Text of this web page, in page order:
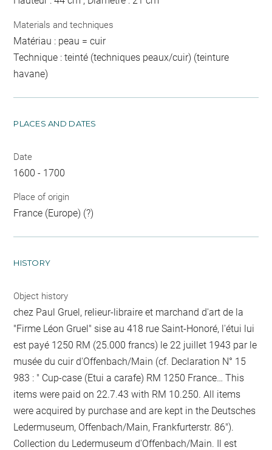
Materials and techniques
Matériau : peau = cuir
Technique : teinté (techniques peaux/cuir) (teinture
havane)
PLACES AND DATES
Date
1600 - 1700
Place of origin
France (Europe) (?)
HISTORY
Object history
chez Paul Gruel, relieur-libraire et marchand d'art de la
"Firme Léon Gruel" sise au 418 rue Saint-Honoré, l'étui lui
est payé 1250 RM (25.000 francs) le 22 juillet 1943 par le
musée du cuir d'Offenbach/Main (cf. Declaration N° 15
983 : " Cup-case (Etui a carafe) RM 1250 France… This
items were paid on 22.7.43 with RM 10.250. All items
were acquired by purchase and are kept in the Deutsches
Ledermuseum, Offenbach/Main, Frankfurterstr. 86").
Collection du Ledermuseum d'Offenbach/Main. Il est